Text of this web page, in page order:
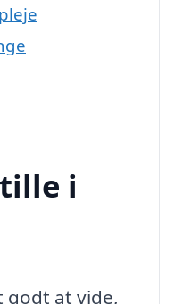
i
at vide,